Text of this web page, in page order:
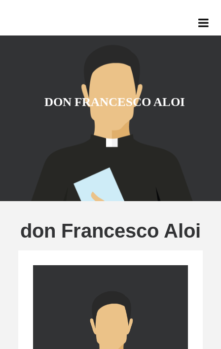
DON FRANCESCO ALOI
don Francesco Aloi